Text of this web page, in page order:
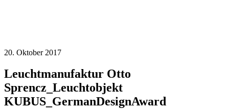
20. Oktober 2017
Leuchtmanufaktur Otto
Sprencz_Leuchtobjekt
KUBUS_GermanDesignAward